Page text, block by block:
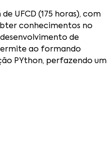
UFCD (175 horas), com
conhecimentos no
de
ao formando
PYthon, perfazendo um